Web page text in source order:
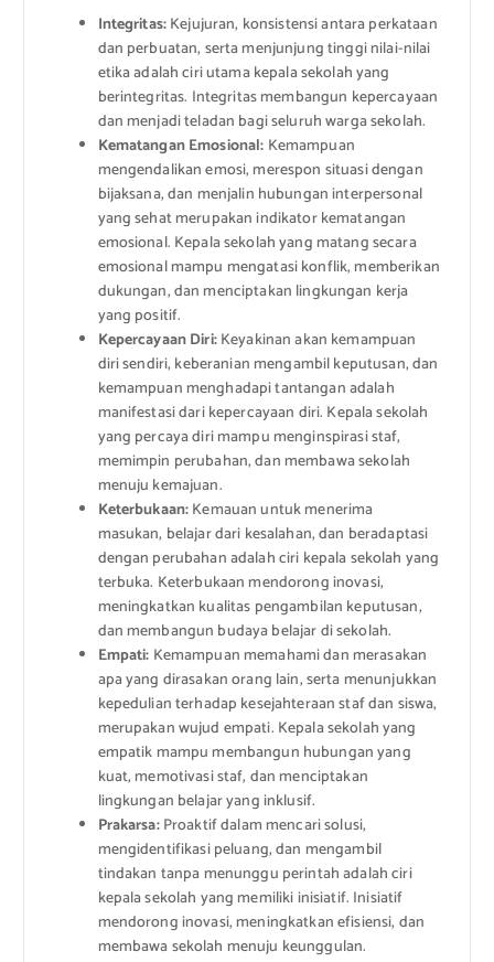
Integritas:Kejujuran, konsistensi antara perkataan
dan perbuatan, serta menjunjung tinggi nilai-nilai
etika adalah ciri utama kepala sekolah yang
berintegritas. Integritas membangun kepercayaan
dan menjadi teladan bagi seluruh warga sekolah.
Kematangan Emosional: Kemampuan
mengendalikan emosi, merespon situasi dengan
bijaksana, dan menjalin hubungan interpersonal
yang sehat merupakan indikator kematangan
emosional. Kepala sekolah yang matang secara
emosional mampu mengatasi konflik, memberikan
dukungan, dan menciptakan lingkungan kerja
yang positif.
Kepercayaan Diri:Keyakinan akan kemampuan
diri sendiri, keberanian mengambil keputusan, dan
kemampuan menghadapi tantangan adalah
manifestasi dari kepercayaan diri. Kepala sekolah
yang percaya diri mampu menginspirasi staf,
memimpin perubahan, dan membawa sekolah
menuju kemajuan.
Keterbukaan:Kemauan untuk menerima
masukan, belajar dari kesalahan, dan beradaptasi
dengan perubahan adalah ciri kepala sekolah yang
terbuka. Keterbukaan mendorong inovasi,
meningkatkan kualitas pengambilan keputusan,
dan membangun budaya belajar di sekolah.
Empati: Kemampuan memahami dan merasakan
apa yang dirasakan orang lain, serta menunjukkan
kepedulian terhadap kesejahteraan staf dan siswa,
merupakan wujud empati. Kepala sekolah yang
empatik mampu membangun hubungan yang
kuat, memotivasi staf, dan menciptakan
lingkungan belajar yang inklusif.
Prakarsa:Proaktif dalam mencari solusi,
mengidentifikasi peluang, dan mengambil
tindakan tanpa menunggu perintah adalah ciri
kepala sekolah yang memiliki inisiatif. Inisiatif
mendorong inovasi, meningkatkan efisiensi, dan
membawa sekolah menuju keunggulan.